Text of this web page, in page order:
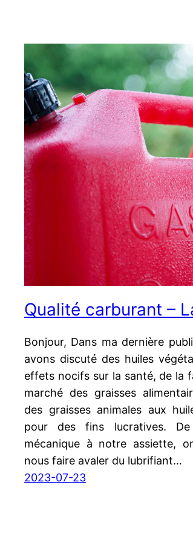
Qualité carburant –
Bonjour, Dans ma dernière
avons discuté des huiles
effets nocifs sur la santé, de la
marché des graisses
des graisses animales aux
pour des fins lucratives. De
mécanique à notre assiette,
nous faire avaler du lubrifiant…
2023-07-23